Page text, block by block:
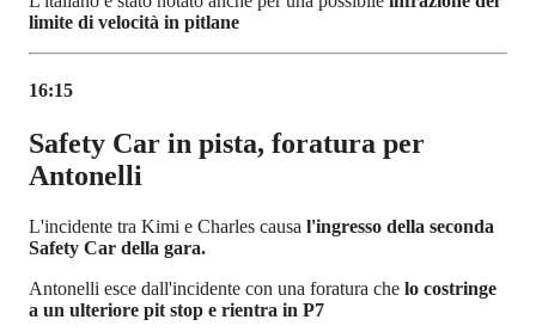
limite di velocità in pitlane
16:15
Safety Car in pista, foratura per
Antonelli
L'incidente tra Kimi e Charles causa l'ingresso della seconda
Safety Car della gara.
Antonelli esce dall'incidente con una foratura che lo costringe
a un ulteriore pit stop e rientra in P7